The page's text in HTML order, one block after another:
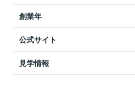
創業年
公式サイト
見学情報